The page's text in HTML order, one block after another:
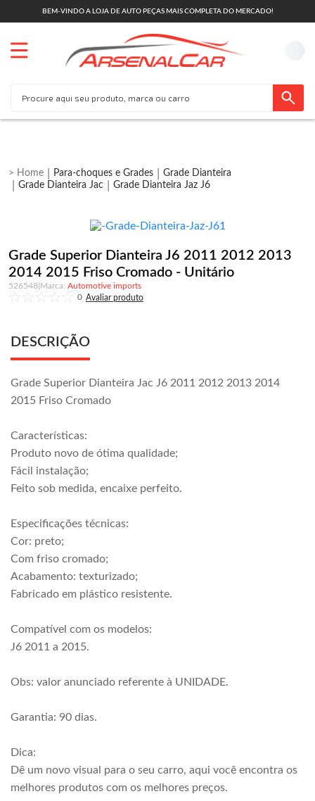
BEM-VINDO A LOJA DE AUTO PEÇAS MAIS COMPLETA DO MERCADO!
Para-choques e Grades
Grade Dianteira
Grade Dianteira Jac
Grade Dianteira Jaz J6
Grade Superior Dianteira J6 2011 2012 2013
2014 2015 Friso Cromado - Unitário
526548
Automotive imports
0
DESCRIÇÃO
Grade Superior Dianteira Jac J6 2011 2012 2013 2014
2015 Friso Cromado
Características:
Produto novo de ótima qualidade;
Fácil instalação;
Feito sob medida, encaixe perfeito.
Especificações técnicas:
Cor: preto;
Com friso cromado;
Acabamento: texturizado;
Fabricado em plástico resistente.
Compatível com os modelos:
J6 2011 a 2015.
Obs: valor anunciado referente à UNIDADE.
Garantia: 90 dias.
Dica:
Dê um novo visual para o seu carro, aqui você encontra os
melhores produtos com os melhores preços.